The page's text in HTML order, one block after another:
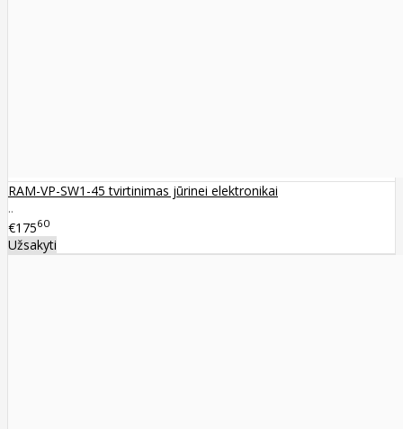
RAM-VP-SW1-45 tvirtinimas jūrinei elektronikai
..
€17560
Užsakyti